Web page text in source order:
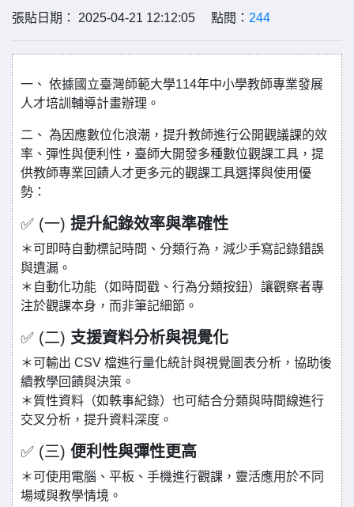
張貼日期： 2025-04-21 12:12:05 點閱： 244
一、 依據國立臺灣師範大學114年中小學教師專業發展
人才培訓輔導計畫辦理。
二、 為因應數位化浪潮，提升教師進行公開觀議課的效
率、彈性與便利性，臺師大開發多種數位觀課工具，提
供教師專業回饋人才更多元的觀課工具選擇與使用優
勢：
✅ (一) 提升紀錄效率與準確性
＊可即時自動標記時間、分類行為，減少手寫記錄錯誤
與遺漏。
＊自動化功能（如時間戳、行為分類按鈕）讓觀察者專
注於觀課本身，而非筆記細節。
✅ (二) 支援資料分析與視覺化
＊可輸出 CSV 檔進行量化統計與視覺圖表分析，協助後
續教學回饋與決策。
＊質性資料（如軼事紀錄）也可結合分類與時間線進行
交叉分析，提升資料深度。
✅ (三) 便利性與彈性更高
＊可使用電腦、平板、手機進行觀課，靈活應用於不同
場域與教學情境。